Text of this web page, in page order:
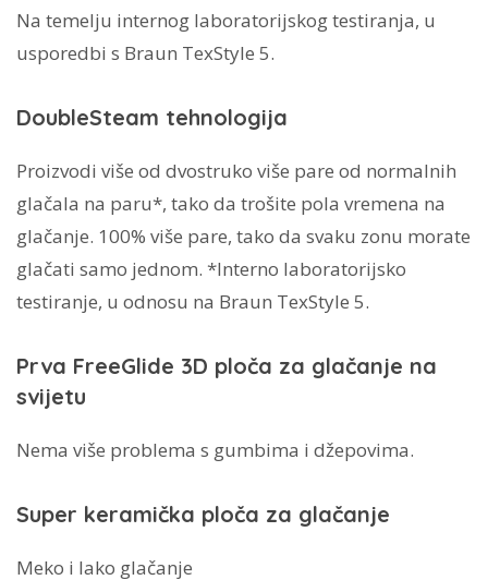
Na temelju internog laboratorijskog testiranja, u
usporedbi s Braun TexStyle 5.
DoubleSteam tehnologija
Proizvodi više od dvostruko više pare od normalnih
glačala na paru*, tako da trošite pola vremena na
glačanje. 100% više pare, tako da svaku zonu morate
glačati samo jednom. *Interno laboratorijsko
testiranje, u odnosu na Braun TexStyle 5.
Prva FreeGlide 3D ploča za glačanje na
svijetu
Nema više problema s gumbima i džepovima.
Super keramička ploča za glačanje
Meko i lako glačanje